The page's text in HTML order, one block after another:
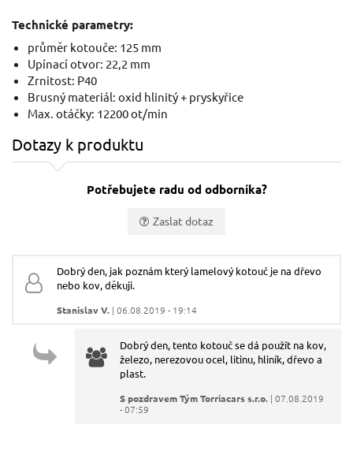
0.74 EUR bez DPH
Skladem
0.71 EUR bez DPH
Technické parametry:
průměr kotouče: 125 mm
Upínací otvor: 22,2 mm
Zrnitost: P40
Brusný materiál: oxid hlinitý + pryskyřice
Max. otáčky: 12200 ot/min
Dotazy k produktu
Potřebujete radu od odborníka?
Zaslat dotaz
Dotaz:
Dobrý den, jak poznám který lamelový kotouč je na dřevo
nebo kov, děkuji.
Stanislav V. | 06.08.2019 - 19:14
Dobrý den, tento kotouč se dá použít na kov,
železo, nerezovou ocel, litinu, hliník, dřevo a
plast.
S pozdravem Tým Torriacars s.r.o. | 07.08.2019
- 07:59